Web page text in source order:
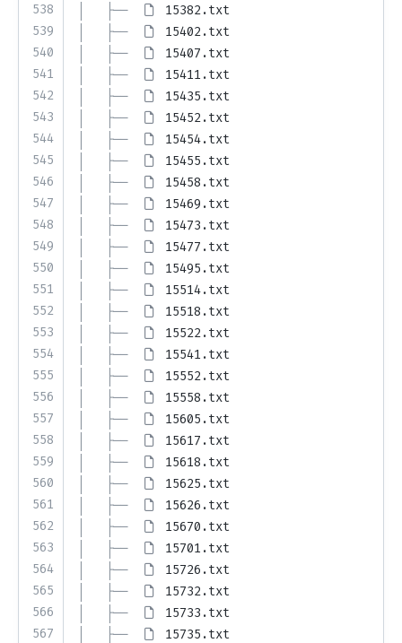
538
539
540
541
542
543
544
545
546
547
548
549
550
551
552
553
554
555
556
557
558
559
560
561
562
563
564
565
566
567
│   ├──
15382.txt
│   ├──
15402.txt
│   ├──
15407.txt
│   ├──
15411.txt
│   ├──
15435.txt
│   ├──
15452.txt
│   ├──
15454.txt
│   ├──
15455.txt
│   ├──
15458.txt
│   ├──
15469.txt
│   ├──
15473.txt
│   ├──
15477.txt
│   ├──
15495.txt
│   ├──
15514.txt
│   ├──
15518.txt
│   ├──
15522.txt
│   ├──
15541.txt
│   ├──
15552.txt
│   ├──
15558.txt
│   ├──
15605.txt
│   ├──
15617.txt
│   ├──
15618.txt
│   ├──
15625.txt
│   ├──
15626.txt
│   ├──
15670.txt
│   ├──
15701.txt
│   ├──
15726.txt
│   ├──
15732.txt
│   ├──
15733.txt
│   ├──
15735.txt